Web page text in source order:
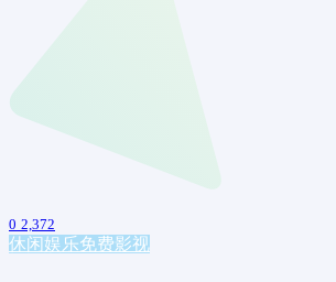
0 2,372
休闲娱乐免费影视